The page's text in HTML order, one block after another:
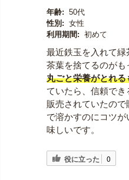
年齢: 50代
性別: 女性
利用期間: 初めて
最近鉄玉を入れて緑
茶葉を捨てるのがも
丸ごと栄養がとれる
ていたら、信頼でき
販売されていたの
で溶かすのにコツ
味しいです。
役に立った 0